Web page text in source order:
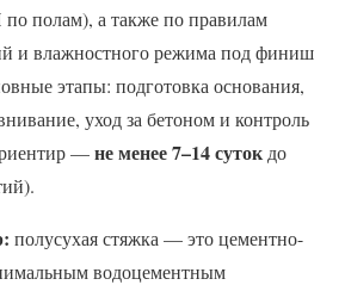
полам), а также по правилам
и влажностного режима под финиш
этапы: подготовка основания,
уход за бетоном и контроль
—не менее 7–14 суток до
полусухая стяжка — это цементно-
водоцементным